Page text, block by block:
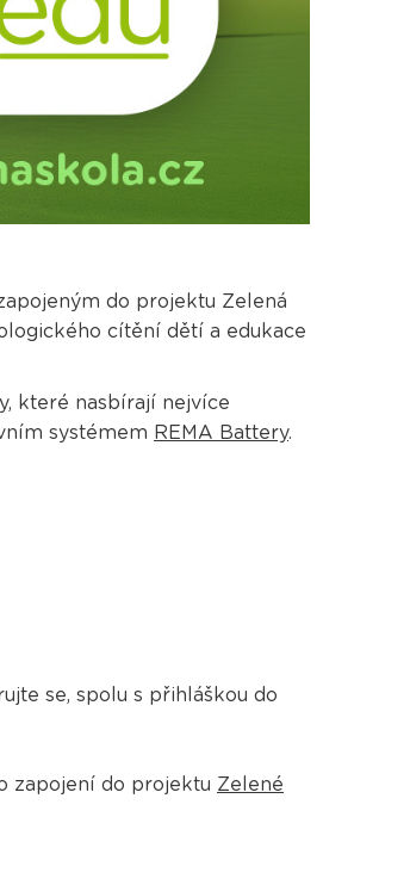
do projektu Zelená
cítění dětí a edukace
které nasbírají nejvíce
systémem REMA Battery.
se, spolu s přihláškou do
zapojení do projektu Zelené